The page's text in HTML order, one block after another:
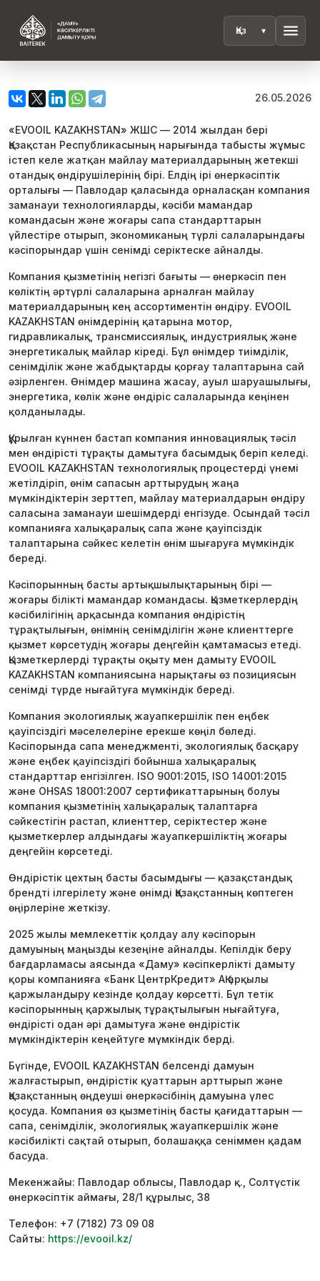
menu
26.05.2026
«EVOOIL KAZAKHSTAN» ЖШС — 2014 жылдан бері
Қазақстан Республикасының нарығында табысты жұмыс
істеп келе жатқан майлау материалдарының жетекші
отандық өндірушілерінің бірі. Елдің ірі өнеркәсіптік
орталығы — Павлодар қаласында орналасқан компания
заманауи технологияларды, кәсіби мамандар
командасын және жоғары сапа стандарттарын
үйлестіре отырып, экономиканың түрлі салаларындағы
кәсіпорындар үшін сенімді серіктеске айналды.
Компания қызметінің негізгі бағыты — өнеркәсіп пен
көліктің әртүрлі салаларына арналған майлау
материалдарының кең ассортиментін өндіру. EVOOIL
KAZAKHSTAN өнімдерінің қатарына мотор,
гидравликалық, трансмиссиялық, индустриялық және
энергетикалық майлар кіреді. Бұл өнімдер тиімділік,
сенімділік және жабдықтарды қорғау талаптарына сай
әзірленген. Өнімдер машина жасау, ауыл шаруашылығы,
энергетика, көлік және өндіріс салаларында кеңінен
қолданылады.
Құрылған күннен бастап компания инновациялық тәсіл
мен өндірісті тұрақты дамытуға басымдық беріп келеді.
EVOOIL KAZAKHSTAN технологиялық процестерді үнемі
жетілдіріп, өнім сапасын арттырудың жаңа
мүмкіндіктерін зерттеп, майлау материалдарын өндіру
саласына заманауи шешімдерді енгізуде. Осындай тәсіл
компанияға халықаралық сапа және қауіпсіздік
талаптарына сәйкес келетін өнім шығаруға мүмкіндік
береді.
Кәсіпорынның басты артықшылықтарының бірі —
жоғары білікті мамандар командасы. Қызметкерлердің
кәсібилігінің арқасында компания өндірістің
тұрақтылығын, өнімнің сенімділігін және клиенттерге
қызмет көрсетудің жоғары деңгейін қамтамасыз етеді.
Қызметкерлерді тұрақты оқыту мен дамыту EVOOIL
KAZAKHSTAN компаниясына нарықтағы өз позициясын
сенімді түрде нығайтуға мүмкіндік береді.
Компания экологиялық жауапкершілік пен еңбек
қауіпсіздігі мәселелеріне ерекше көңіл бөледі.
Кәсіпорында сапа менеджменті, экологиялық басқару
және еңбек қауіпсіздігі бойынша халықаралық
стандарттар енгізілген. ISO 9001:2015, ISO 14001:2015
және OHSAS 18001:2007 сертификаттарының болуы
компания қызметінің халықаралық талаптарға
сәйкестігін растап, клиенттер, серіктестер және
қызметкерлер алдындағы жауапкершіліктің жоғары
деңгейін көрсетеді.
Өндірістік цехтың басты басымдығы — қазақстандық
брендті ілгерілету және өнімді Қазақстанның көптеген
өңірлеріне жеткізу.
2025 жылы мемлекеттік қолдау алу кәсіпорын
дамуының маңызды кезеңіне айналды. Кепілдік беру
бағдарламасы аясында «Даму» кәсіпкерлікті дамыту
қоры компанияға «Банк ЦентрКредит» АҚ арқылы
қаржыландыру кезінде қолдау көрсетті. Бұл тетік
кәсіпорынның қаржылық тұрақтылығын нығайтуға,
өндірісті одан әрі дамытуға және өндірістік
мүмкіндіктерін кеңейтуге мүмкіндік берді.
Бүгінде, EVOOIL KAZAKHSTAN белсенді дамуын
жалғастырып, өндірістік қуаттарын арттырып және
Қазақстанның өңдеуші өнеркәсібінің дамуына үлес
қосуда. Компания өз қызметінің басты қағидаттарын —
сапа, сенімділік, экологиялық жауапкершілік және
кәсібилікті сақтай отырып, болашаққа сеніммен қадам
басуда.
Мекенжайы: Павлодар облысы, Павлодар қ., Солтүстік
өнеркәсіптік аймағы, 28/1 құрылыс, 38
Телефон: +7 (7182) 73 09 08
Сайты: https://evooil.kz/